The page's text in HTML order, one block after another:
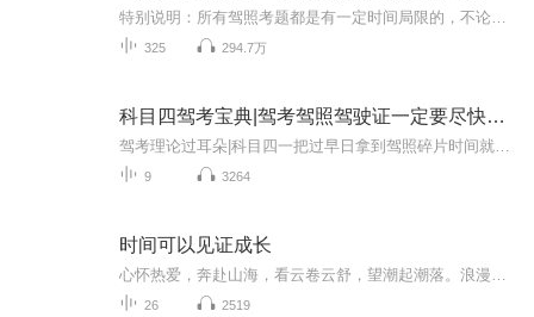
325 294.7万
科目四驾考宝典|驾考驾照驾驶证一定要尽快拿到手！
9 3264
时间可以见证成长
26 2519